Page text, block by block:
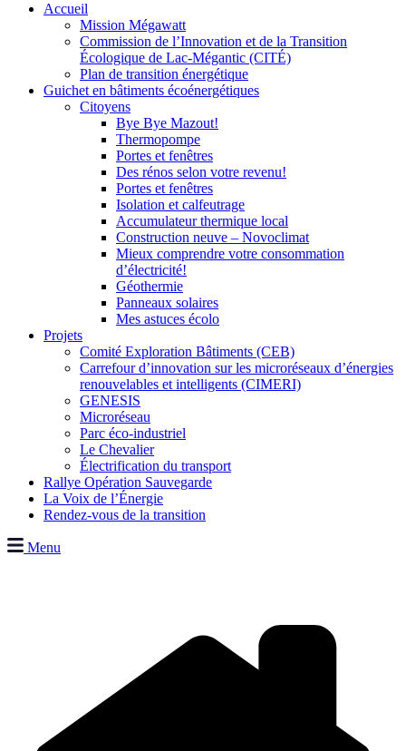
Accueil
Mission Mégawatt
Commission de l’Innovation et de la Transition
Écologique de Lac-Mégantic (CITÉ)
Plan de transition énergétique
Guichet en bâtiments écoénergétiques
Citoyens
Bye Bye Mazout!
Thermopompe
Portes et fenêtres
Des rénos selon votre revenu!
Portes et fenêtres
Isolation et calfeutrage
Accumulateur thermique local
Construction neuve – Novoclimat
Mieux comprendre votre consommation
d’électricité!
Géothermie
Panneaux solaires
Mes astuces écolo
Projets
Comité Exploration Bâtiments (CEB)
Carrefour d’innovation sur les microréseaux d’énergies
renouvelables et intelligents (CIMERI)
GENESIS
Microréseau
Parc éco-industriel
Le Chevalier
Électrification du transport
Rallye Opération Sauvegarde
La Voix de l’Énergie
Rendez-vous de la transition
Menu